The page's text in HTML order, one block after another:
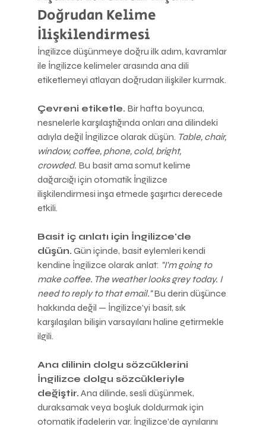
Doğrudan Kelime
İlişkilendirmesi
İngilizce düşünmeye doğru ilk adım, kavramlar
ile İngilizce kelimeler arasında ana dili
etiketlemeyi atlayan doğrudan ilişkiler kurmak.
Çevreni etiketle. Bir hafta boyunca,
nesnelerle karşılaştığında onları ana dilindeki
adıyla değil İngilizce olarak düşün. Table, chair,
window, coffee, phone, cold, bright,
crowded. Bu basit ama somut kelime
dağarcığı için otomatik İngilizce
ilişkilendirmesi inşa etmede şaşırtıcı derecede
etkili.
Basit iç anlatı için İngilizce'de
düşün. Gün içinde, basit eylemleri kendi
kendine İngilizce olarak anlat: "I'm going to
make coffee. The weather looks grey today. I
need to reply to that email." Bu derin düşünce
hakkında değil — İngilizce'yi basit, sık
karşılaşılan bilişin varsayılanı haline getirmekle
ilgili.
Ana dilinin dolgu sözcüklerini
İngilizce dolgu sözcükleriyle
değiştir. Ana dilinde, sesli düşünmek,
duraksamak veya boşluk doldurmak için
otomatik ifadelerin var. İngilizce'de aynılarını